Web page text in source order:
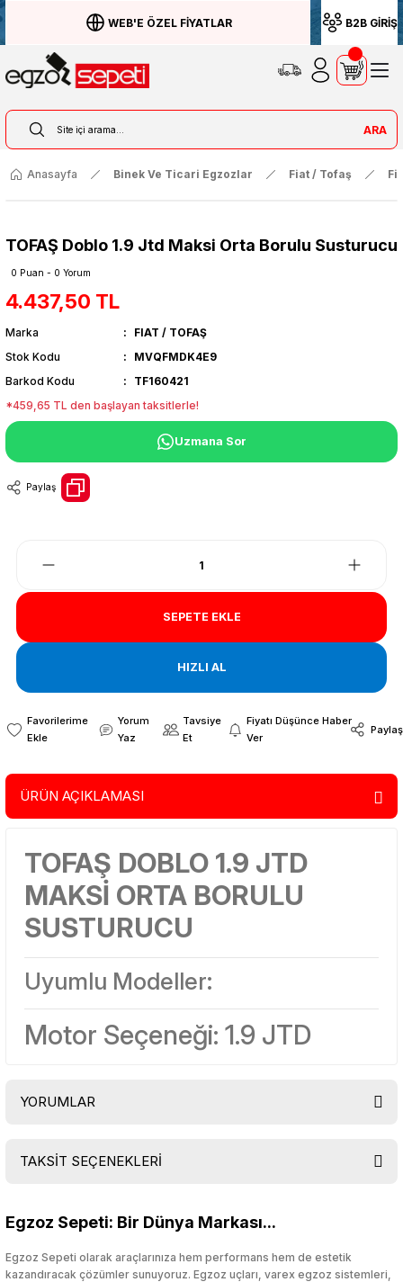
WEB'E ÖZEL FİYATLAR B2B GİRİŞ
ARA
Anasayfa Binek Ve Ticari Egzozlar Fiat / Tofaş
TOFAŞ Doblo 1.9 Jtd Maksi Orta Borulu Susturucu
0 Puan - 0 Yorum
4.437,50 TL
Marka
FIAT / TOFAŞ
Stok Kodu
MVQFMDK4E9
Barkod Kodu
TF160421
*459,65 TL den başlayan taksitlerle!
Uzmana Sor
Paylaş
SEPETE EKLE
HIZLI AL
Yorum
Yaz
Tavsiye
Et
Fiyatı Düşünce Haber
Ver
Paylaş
ÜRÜN AÇIKLAMASI
TOFAŞ DOBLO 1.9 JTD
MAKSİ ORTA BORULU
SUSTURUCU
Uyumlu Modeller:
Motor Seçeneği: 1.9 JTD
YORUMLAR
TAKSİT SEÇENEKLERİ
Egzoz Sepeti: Bir Dünya Markası...
Egzoz Sepeti olarak araçlarınıza hem performans hem de estetik
kazandıracak çözümler sunuyoruz. Egzoz uçları, varex egzoz sistemleri,